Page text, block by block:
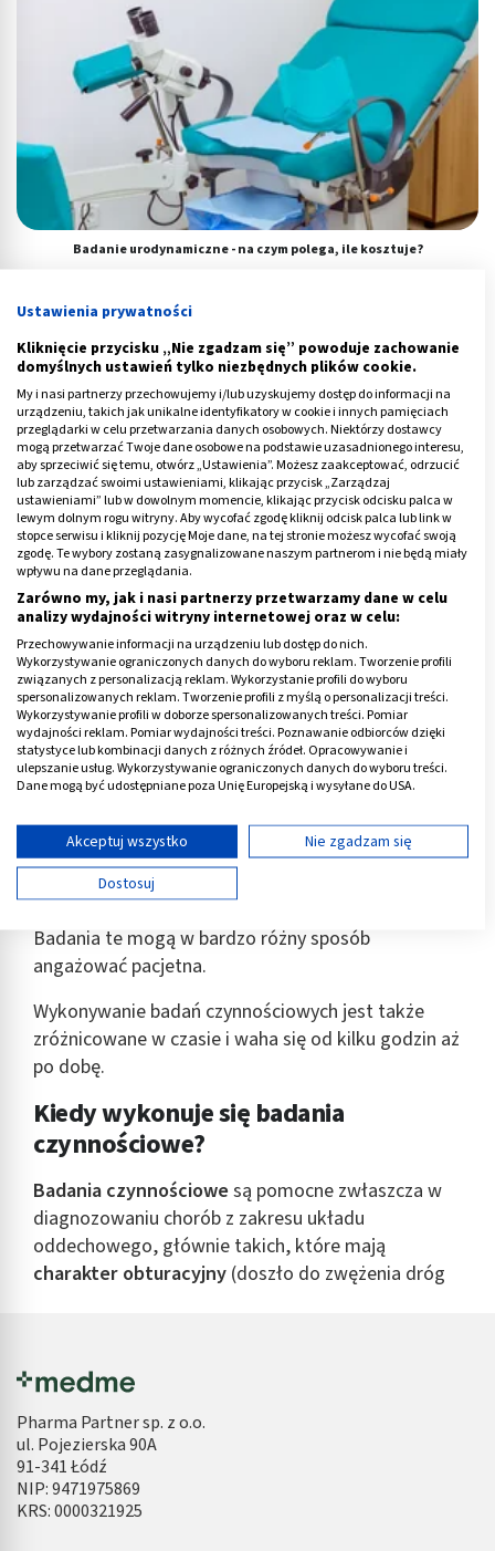
Badanie urodynamiczne - na czym polega, ile kosztuje?
Spirometria - co to za badanie i co wykrywa? Normy i cena
Czym są badania czynnościowe?
badań. Wynika to odmienności przedmiotu, który
może być poddawany badaniu, a także
różnorodności używanych technik i narzędzi.
Badania te mogą w bardzo różny sposób
angażować pacjetna.
Wykonywanie badań czynnościowych jest także
zróżnicowane w czasie i waha się od kilku godzin aż
po dobę.
Kiedy wykonuje się badania
czynnościowe?
Badania czynnościowesą pomocne zwłaszcza w
diagnozowaniu chorób z zakresu układu
oddechowego, głównie takich, które mają
charakter obturacyjny (doszło do zwężenia dróg
Dodatkowo wykonuje się je również w sytuacji, gdy
doszło do zmniejszenia powierzchni czynnościowej
płuc, jest to tzw.charakter restrykcyjny.
Ze wzgledu na to, jaki układ jest poddawany
diagnistyce, wyróżnia się badania czynnościowe:
Pharma Partner sp. z o.o.
ul. Pojezierska 90A
91-341 Łódź
NIP: 9471975869
KRS: 0000321925
Ustawienia prywatności
Kliknięcie przycisku „Nie zgadzam się” powoduje zachowanie
domyślnych ustawień tylko niezbędnych plików cookie.
My i nasi partnerzy przechowujemy i/lub uzyskujemy dostęp do informacji na
urządzeniu, takich jak unikalne identyfikatory w cookie i innych pamięciach
przeglądarki w celu przetwarzania danych osobowych. Niektórzy dostawcy
mogą przetwarzać Twoje dane osobowe na podstawie uzasadnionego interesu,
aby sprzeciwić się temu, otwórz „Ustawienia”. Możesz zaakceptować, odrzucić
lub zarządzać swoimi ustawieniami, klikając przycisk „Zarządzaj
ustawieniami” lub w dowolnym momencie, klikając przycisk odcisku palca w
lewym dolnym rogu witryny. Aby wycofać zgodę kliknij odcisk palca lub link w
stopce serwisu i kliknij pozycję Moje dane, na tej stronie możesz wycofać swoją
zgodę. Te wybory zostaną zasygnalizowane naszym partnerom i nie będą miały
wpływu na dane przeglądania.
Zarówno my, jak i nasi partnerzy przetwarzamy dane w celu
analizy wydajności witryny internetowej oraz w celu:
Przechowywanie informacji na urządzeniu lub dostęp do nich.
Wykorzystywanie ograniczonych danych do wyboru reklam. Tworzenie profili
związanych z personalizacją reklam. Wykorzystanie profili do wyboru
spersonalizowanych reklam. Tworzenie profili z myślą o personalizacji treści.
Wykorzystywanie profili w doborze spersonalizowanych treści. Pomiar
wydajności reklam. Pomiar wydajności treści. Poznawanie odbiorców dzięki
statystyce lub kombinacji danych z różnych źródeł. Opracowywanie i
ulepszanie usług. Wykorzystywanie ograniczonych danych do wyboru treści.
Dane mogą być udostępniane poza Unię Europejską i wysyłane do USA.
Wyświetl listę partnerów (11 dostawców IAB)
Używamy Twoich danych w następujących celach:
Cele przetwarzania IAB:
Przechowywanie informacji na urządzeniu lub
dostęp do nich
wyboru reklam
Tworzenie profili w celu spersonalizowanych
reklam
Wykorzystanie profili do wyboru
spersonalizowanych reklam
Tworzenie profili w celu personalizacji treści
Wykorzystywanie profili w celu doboru
spersonalizowanych treści
Rozumienie odbiorców dzięki statystyce lub
Rozwój i ulepszanie usług
Wykorzystywanie ograniczonych danych do
wyboru treści
Akceptuj wszystko
Nie zgadzam się
Dostosuj